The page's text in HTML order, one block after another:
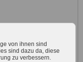
von ihnen sind
sind dazu da, diese
zu verbessern.